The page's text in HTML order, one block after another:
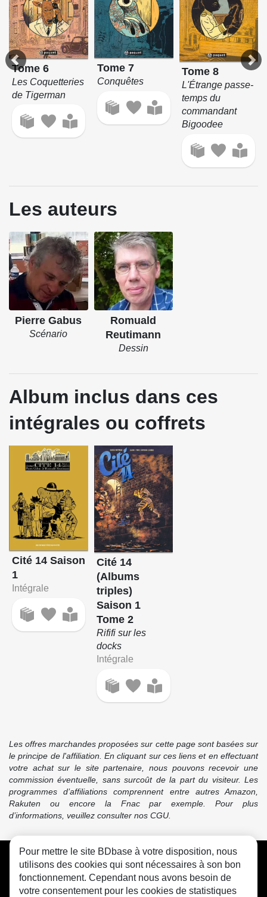
Tome 6
Les Coquetteries
de Tigerman
Tome 7
Conquêtes
Tome 8
L'Étrange passe-
temps du
commandant
Bigoodee
Les auteurs
Pierre Gabus
Scénario
Romuald
Reutimann
Dessin
Album inclus dans ces
intégrales ou coffrets
Cité 14 Saison
1
Intégrale
Cité 14
(Albums
triples)
Saison 1
Tome 2
Rififi sur les
docks
Intégrale
Les offres marchandes proposées sur cette page sont basées sur
le principe de l'affiliation. En cliquant sur ces liens et en effectuant
votre achat sur le site partenaire, nous pouvons recevoir une
commission éventuelle, sans surcoût de la part du visiteur. Les
programmes d’affiliations comprennent entre autres Amazon,
Rakuten ou encore la Fnac par exemple. Pour plus
d’informations, veuillez consulter nos CGU.
CGU FAQ Contact Cookies
Pour mettre le site BDbase à votre disposition, nous
utilisons des cookies qui sont nécessaires à son bon
fonctionnement. Cependant nous avons besoin de
votre consentement pour les cookies de statistiques